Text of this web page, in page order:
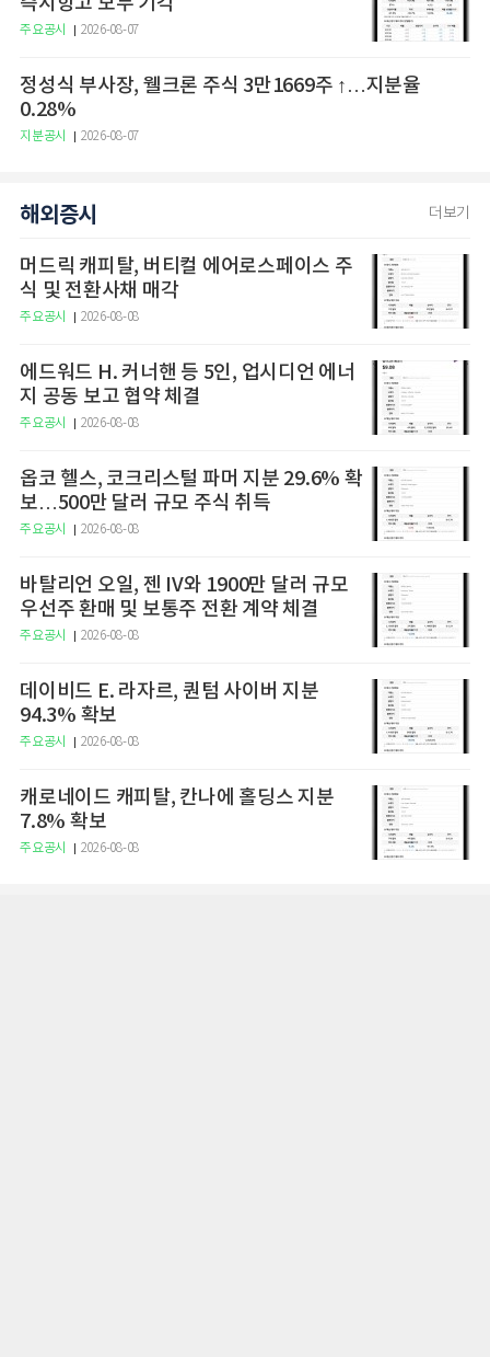
주요공시 2026-08-07
정성식 부사장, 웰크론 주식 3만1669주 ↑…지분율
0.28%
지분공시 2026-08-07
해외증시 더보기
머드릭 캐피탈, 버티컬 에어로스페이스 주
식 및 전환사채 매각
주요공시 2026-08-08
에드워드 H. 커너핸 등 5인, 업시디언 에너
지 공동 보고 협약 체결
주요공시 2026-08-08
옵코 헬스, 코크리스털 파머 지분 29.6% 확
보…500만 달러 규모 주식 취득
주요공시 2026-08-08
바탈리언 오일, 젠 IV와 1900만 달러 규모
우선주 환매 및 보통주 전환 계약 체결
주요공시 2026-08-08
데이비드 E. 라자르, 퀀텀 사이버 지분
94.3% 확보
주요공시 2026-08-08
캐로네이드 캐피탈, 칸나에 홀딩스 지분
7.8% 확보
주요공시 2026-08-08